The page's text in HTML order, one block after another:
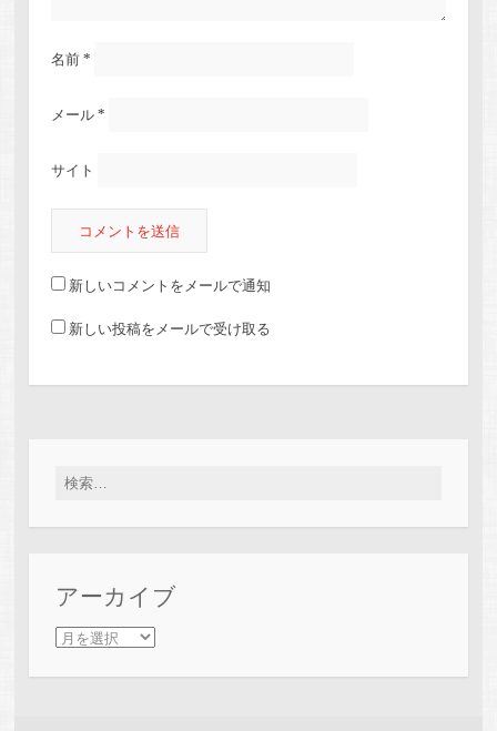
名前 *
メール *
サイト
新しいコメントをメールで通知
新しい投稿をメールで受け取る
検索:
アーカイブ
アーカイブ